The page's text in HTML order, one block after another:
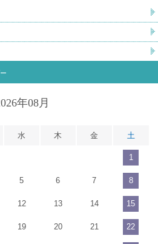
年08月
水 木 金 土
1
5 6 7 8
12 13 14 15
19 20 21 22